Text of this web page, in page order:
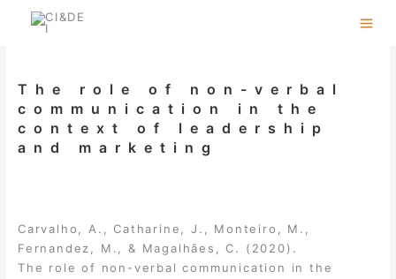
The role of non-verbal
communication in the
context of leadership
and marketing
Carvalho, A., Catharine, J., Monteiro, M.,
Fernandez, M., & Magalhães, C. (2020).
The role of non-verbal communication in the